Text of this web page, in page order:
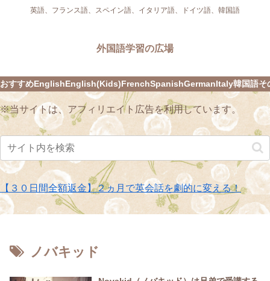
英語、フランス語、スペイン語、イタリア語、ドイツ語、韓国語
外国語学習の広場
おすすめEnglishEnglish(Kids)FrenchSpanishGermanItaly韓国語そ
※当サイトは、アフィリエイト広告を利用しています。
【３０日間全額返金】２ヵ月で英会話を劇的に変える！
ノバキッド